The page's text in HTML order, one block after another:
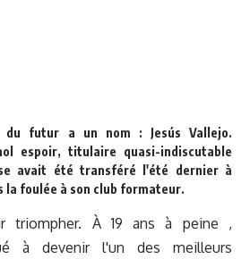
du futur a un nom : Jesús Vallejo.
espoir, titulaire quasi-indiscutable
avait été transféré l'été dernier à
la foulée à son club formateur.
triompher. À 19 ans à peine ,
à devenir l'un des meilleurs